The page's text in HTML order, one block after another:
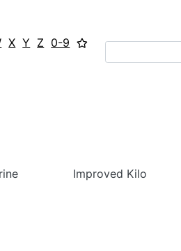
X Y Z 0-9
Improved Kilo